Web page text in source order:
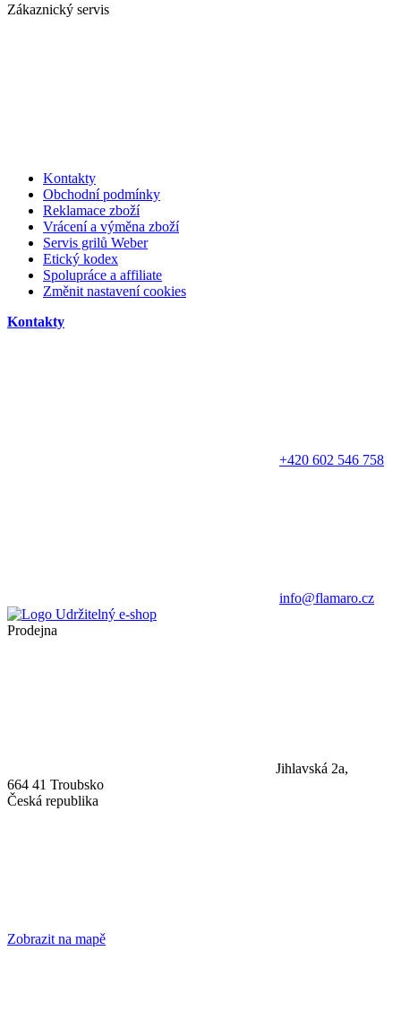
Zákaznický servis
Kontakty
Obchodní podmínky
Reklamace zboží
Vrácení a výměna zboží
Servis grilů Weber
Etický kodex
Spolupráce a affiliate
Změnit nastavení cookies
Kontakty
+420 602 546 758
info@flamaro.cz
Prodejna
Jihlavská 2a,
664 41 Troubsko
Česká republika
Zobrazit na mapě